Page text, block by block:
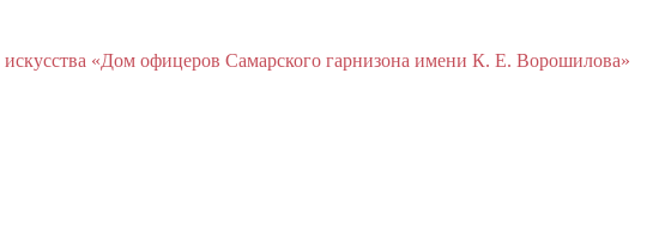
«Дом офицеров Cамарского гарнизона имени К. Е. Ворошилова»